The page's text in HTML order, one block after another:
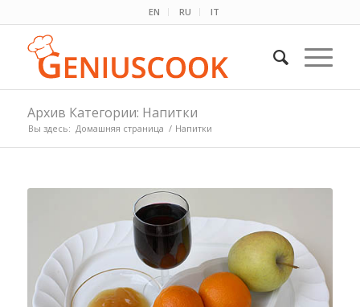
EN RU IT
Архив Категории: Напитки
Вы здесь: Домашняя страница / Напитки